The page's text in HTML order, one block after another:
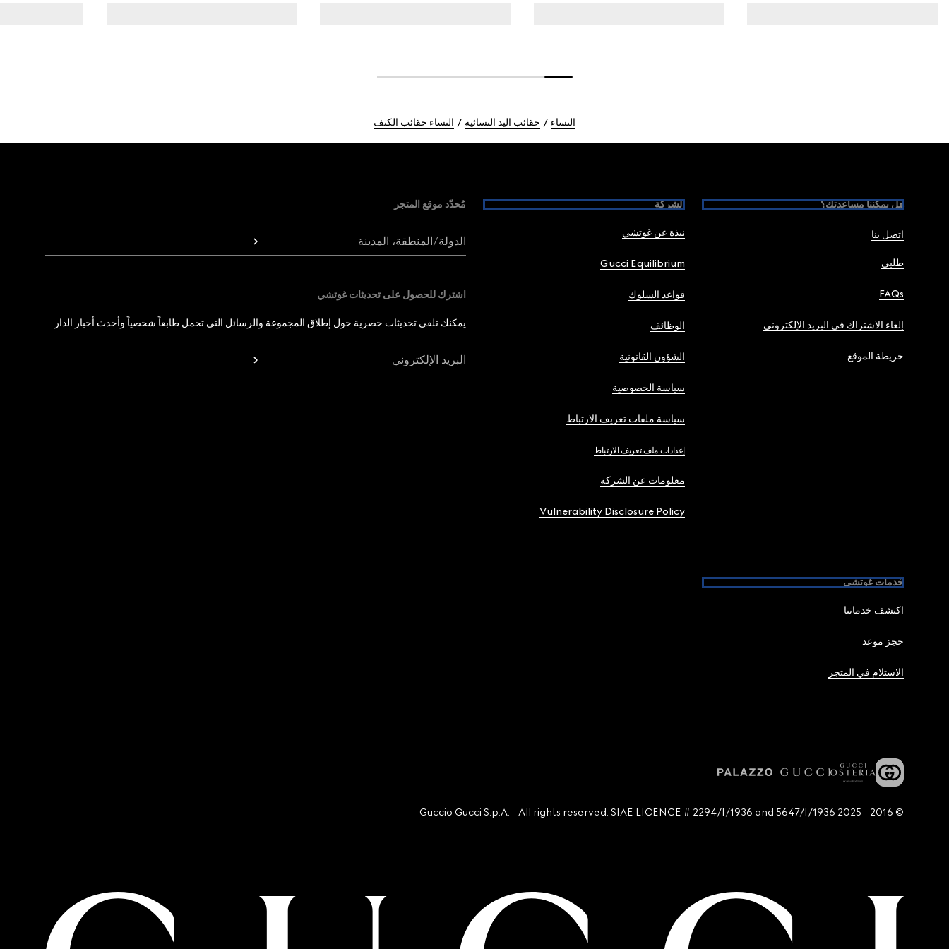
النساء حقائب اليد النسائية النساء حقائب الكتف
هل يمكننا مساعدتك؟
اتصل بنا
طلبي
FAQs
إلغاء الاشتراك في البريد الإلكتروني
خريطة الموقع
الشركة
نبذة عن غوتشي
Gucci Equilibrium
قواعد السلوك
الوظائف
الشؤون القانونية
سياسة الخصوصية
سياسة ملفات تعريف الارتباط
إعدادات ملف تعريف الارتباط
معلومات عن الشركة
Vulnerability Disclosure Policy
خدمات غوتشي
اكتشف خدماتنا
حجز موعد
الاستلام في المتجر
مُحدّد موقع المتجر
الدولة/المنطقة، المدينة
اشترك للحصول على تحديثات غوتشي
يمكنك تلقي تحديثات حصرية حول إطلاق المجموعة والرسائل التي تحمل طابعاً شخصياً وأحدث أخبار الدار.
البريد الإلكتروني
© 2016 - 2025 Guccio Gucci S.p.A. - All rights reserved. SIAE LICENCE # 2294/I/1936 and 5647/I/1936